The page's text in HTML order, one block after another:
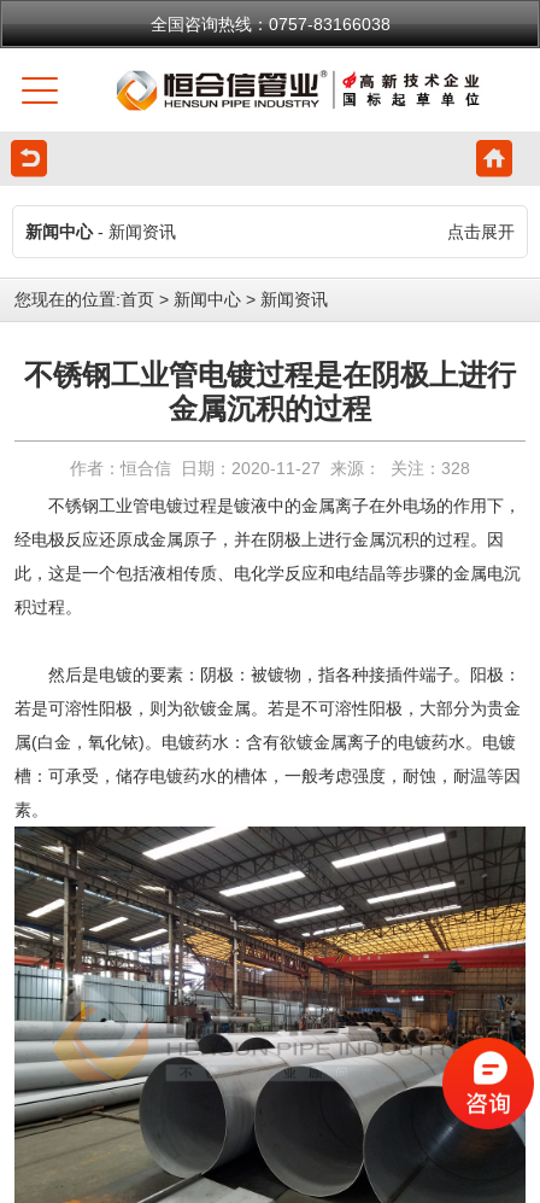
全国咨询热线：0757-83166038
新闻中心- 新闻资讯 点击展开
您现在的位置:首页 > 新闻中心 > 新闻资讯
不锈钢工业管电镀过程是在阴极上进行
金属沉积的过程
作者：恒合信 日期：2020-11-27 来源： 关注： 328
不锈钢工业管电镀过程是镀液中的金属离子在外电场的作用下，
经电极反应还原成金属原子，并在阴极上进行金属沉积的过程。因
此，这是一个包括液相传质、电化学反应和电结晶等步骤的金属电沉
积过程。
然后是电镀的要素：阴极：被镀物，指各种接插件端子。阳极：
若是可溶性阳极，则为欲镀金属。若是不可溶性阳极，大部分为贵金
属(白金，氧化铱)。电镀药水：含有欲镀金属离子的电镀药水。电镀
槽：可承受，储存电镀药水的槽体，一般考虑强度，耐蚀，耐温等因
素。